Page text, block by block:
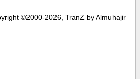
©2000-2026, TranZ by Almuhajir